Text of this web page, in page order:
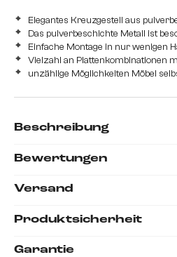
Elegantes Kreuzgestell aus
Das pulverbeschichte Metall ist
Einfache Montage in nur wenigen
Vielzahl an Plattenkombinationen
unzählige Möglichkeiten Möbel
Beschreibung
Bewertungen
Versand
Produktsicherheit
Garantie